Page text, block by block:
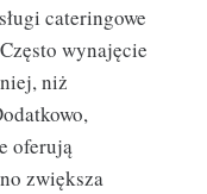
cateringowe
wynajęcie
niż
oferują
zwiększa